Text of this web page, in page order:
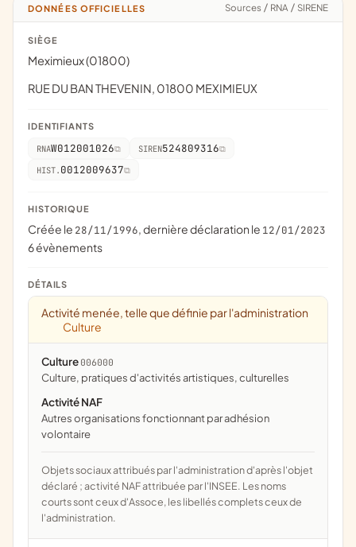
DONNÉES OFFICIELLES Sources / RNA / SIRENE
SIÈGE
Meximieux (01800)
RUE DU BAN THEVENIN, 01800 MEXIMIEUX
IDENTIFIANTS
RNAW012001026 SIREN524809316
HIST. 0012009637
HISTORIQUE
Créée le 28/11/1996, dernière déclaration le 12/01/2023
6 évènements
DÉTAILS
Activité menée, telle que définie par l'administration
Culture
Culture 006000
culture, pratiques d'activités artistiques, culturelles
Activité NAF
Autres organisations fonctionnant par adhésion
volontaire
Objets sociaux attribués par l'administration d'après l'objet
déclaré ; activité NAF attribuée par l'INSEE. Les noms
courts sont ceux d'Assoce, les libellés complets ceux de
l'administration.